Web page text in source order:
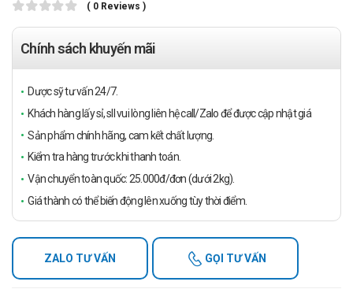
( 0 Reviews )
Chính sách khuyến mãi
Dược sỹ tư vấn 24/7.
Khách hàng lấy sỉ, sll vui lòng liên hệ call/Zalo để được cập nhật giá
Sản phẩm chính hãng, cam kết chất lượng.
Kiểm tra hàng trước khi thanh toán.
Vận chuyển toàn quốc: 25.000đ/đơn (dưới 2kg).
Giá thành có thể biến động lên xuống tùy thời điểm.
ZALO TƯ VẤN GỌI TƯ VẤN